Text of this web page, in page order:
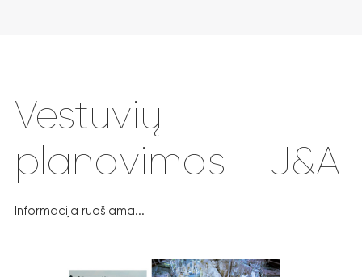
Vestuvių
planavimas - J&A
Informacija ruošiama...